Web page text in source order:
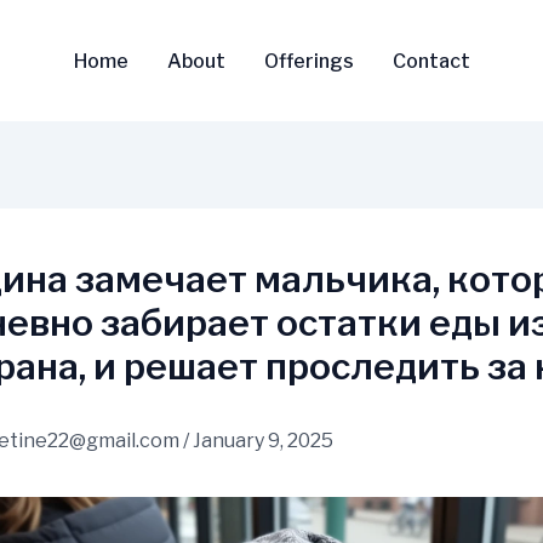
Home About Offerings Contact
замечает мальчика,
забирает остатки еды
и решает проследить за
/January 9, 2025